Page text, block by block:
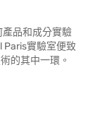
品和成分實驗
Paris實驗室便致
的其中一環。